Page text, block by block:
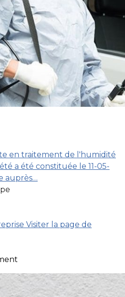
en traitement de l'humidité
a été constituée le 11-05-
auprès…
Visiter la page de